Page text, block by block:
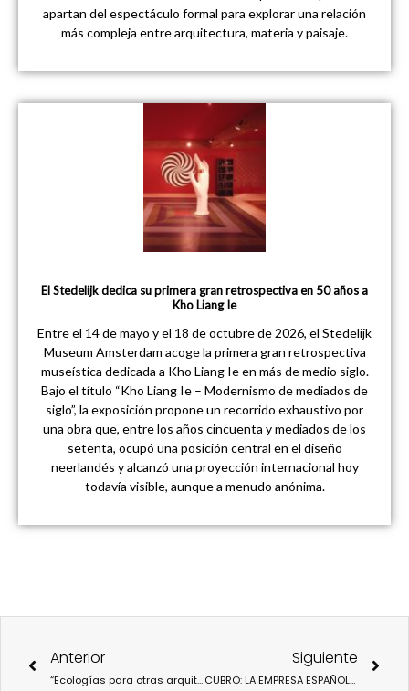
apartan del espectáculo formal para explorar una relación
más compleja entre arquitectura, materia y paisaje.
El Stedelijk dedica su primera gran retrospectiva en 50 años a
Kho Liang Ie
Entre el 14 de mayo y el 18 de octubre de 2026, el Stedelijk
Museum Amsterdam acoge la primera gran retrospectiva
museística dedicada a Kho Liang Ie en más de medio siglo.
Bajo el título “Kho Liang Ie – Modernismo de mediados de
siglo”, la exposición propone un recorrido exhaustivo por
una obra que, entre los años cincuenta y mediados de los
setenta, ocupó una posición central en el diseño
neerlandés y alcanzó una proyección internacional hoy
todavía visible, aunque a menudo anónima.
Anterior
“Ecologías para otras arquitecturas”, un ciclo para la reflexión urbanística y medioambiental.
Siguiente
CUBRO: LA EMPRESA ESPAÑOLA QUE PERSONALIZA MOBILIARIO DE IKEA